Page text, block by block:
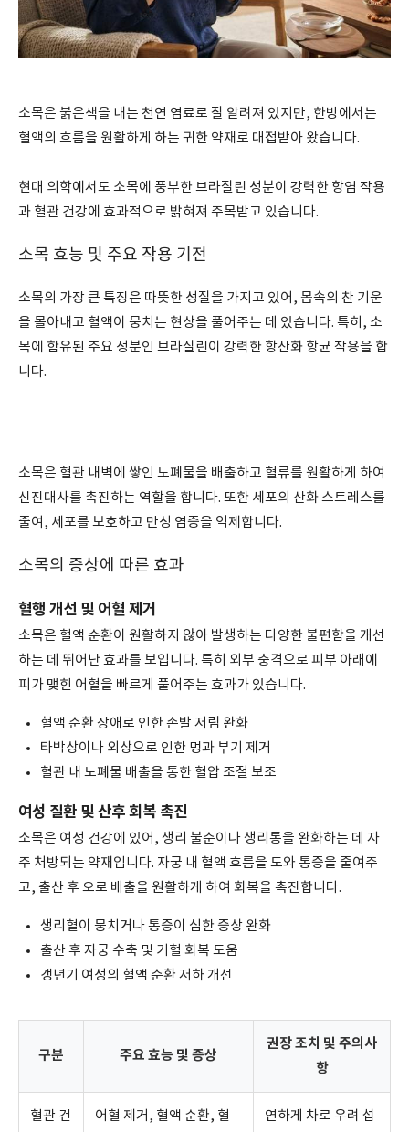
소목은 붉은색을 내는 천연 염료로 잘 알려져 있지만, 한방에서는
혈액의 흐름을 원활하게 하는 귀한 약재로 대접받아 왔습니다.
현대 의학에서도 소목에 풍부한 브라질린 성분이 강력한 항염 작용
과 혈관 건강에 효과적으로 밝혀져 주목받고 있습니다.
소목 효능 및 주요 작용 기전
소목의 가장 큰 특징은 따뜻한 성질을 가지고 있어, 몸속의 찬 기운
을 몰아내고 혈액이 뭉치는 현상을 풀어주는 데 있습니다. 특히, 소
목에 함유된 주요 성분인 브라질린이 강력한 항산화 항균 작용을 합
니다.
소목은 혈관 내벽에 쌓인 노폐물을 배출하고 혈류를 원활하게 하여
신진대사를 촉진하는 역할을 합니다. 또한 세포의 산화 스트레스를
줄여, 세포를 보호하고 만성 염증을 억제합니다.
소목의 증상에 따른 효과
혈행 개선 및 어혈 제거
소목은 혈액 순환이 원활하지 않아 발생하는 다양한 불편함을 개선
하는 데 뛰어난 효과를 보입니다. 특히 외부 충격으로 피부 아래에
피가 맺힌 어혈을 빠르게 풀어주는 효과가 있습니다.
혈액 순환 장애로 인한 손발 저림 완화
타박상이나 외상으로 인한 멍과 부기 제거
혈관 내 노폐물 배출을 통한 혈압 조절 보조
여성 질환 및 산후 회복 촉진
소목은 여성 건강에 있어, 생리 불순이나 생리통을 완화하는 데 자
주 처방되는 약재입니다. 자궁 내 혈액 흐름을 도와 통증을 줄여주
고, 출산 후 오로 배출을 원활하게 하여 회복을 촉진합니다.
생리혈이 뭉치거나 통증이 심한 증상 완화
출산 후 자궁 수축 및 기혈 회복 도움
갱년기 여성의 혈액 순환 저하 개선
구분 주요 효능 및 증상
권장 조치 및 주의사
항
혈관 건
어혈 제거, 혈액 순환, 혈
연하게 차로 우려 섭